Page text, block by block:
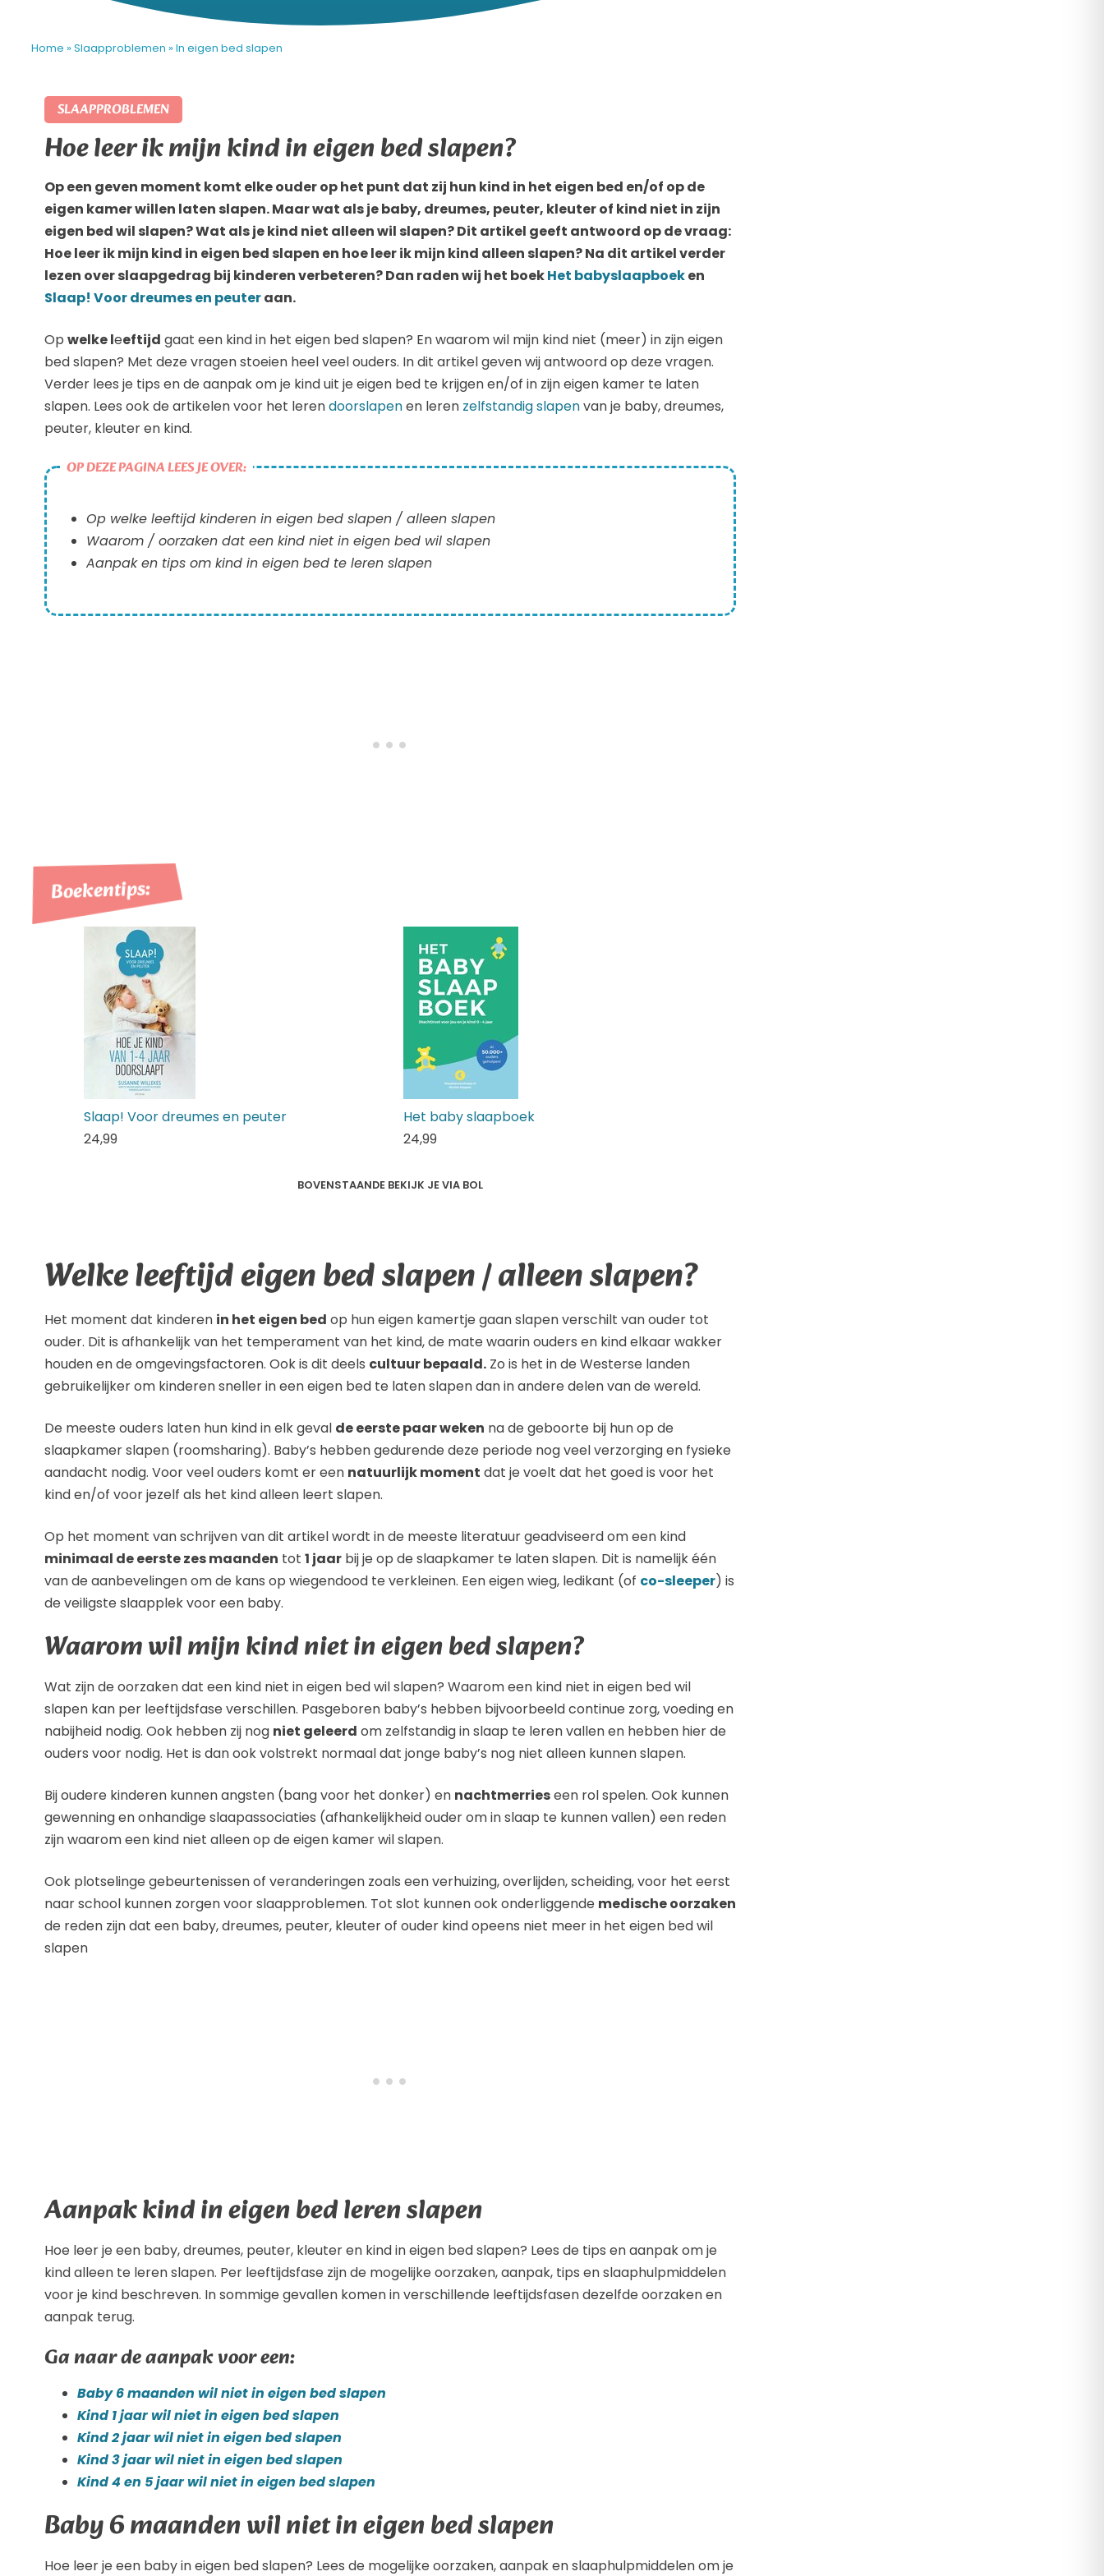
Home » Slaapproblemen » In eigen bed slapen
SLAAPPROBLEMEN
Hoe leer ik mijn kind in eigen bed slapen?
Op een geven moment komt elke ouder op het punt dat zij hun kind in het eigen bed en/of op de
eigen kamer willen laten slapen. Maar wat als je baby, dreumes, peuter, kleuter of kind niet in zijn
eigen bed wil slapen? Wat als je kind niet alleen wil slapen? Dit artikel geeft antwoord op de vraag:
Hoe leer ik mijn kind in eigen bed slapen en hoe leer ik mijn kind alleen slapen? Na dit artikel verder
lezen over slaapgedrag bij kinderen verbeteren? Dan raden wij het boekHet babyslaapboeken
Slaap! Voor dreumes en peuteraan.
Op welke leeftijd gaat een kind in het eigen bed slapen? En waarom wil mijn kind niet (meer) in zijn eigen
bed slapen? Met deze vragen stoeien heel veel ouders. In dit artikel geven wij antwoord op deze vragen.
Verder lees je tips en de aanpak om je kind uit je eigen bed te krijgen en/of in zijn eigen kamer te laten
slapen. Lees ook de artikelen voor het lerendoorslapenen leren zelfstandig slapenvan je baby, dreumes,
peuter, kleuter en kind.
OP DEZE PAGINA LEES JE OVER:
Op welke leeftijd kinderen in eigen bed slapen / alleen slapen
Waarom / oorzaken dat een kind niet in eigen bed wil slapen
Aanpak en tips om kind in eigen bed te leren slapen
Boekentips:
Slaap! Voor dreumes en peuter
24,99
Het baby slaapboek
24,99
BOVENSTAANDE BEKIJK JE VIA BOL
Welke leeftijd eigen bed slapen / alleen slapen?
Het moment dat kinderen in het eigen bed op hun eigen kamertje gaan slapen verschilt van ouder tot
ouder. Dit is afhankelijk van het temperament van het kind, de mate waarin ouders en kind elkaar wakker
houden en de omgevingsfactoren. Ook is dit deels cultuur bepaald. Zo is het in de Westerse landen
gebruikelijker om kinderen sneller in een eigen bed te laten slapen dan in andere delen van de wereld.
De meeste ouders laten hun kind in elk geval de eerste paar weken na de geboorte bij hun op de
slaapkamer slapen (roomsharing). Baby’s hebben gedurende deze periode nog veel verzorging en fysieke
aandacht nodig. Voor veel ouders komt er een natuurlijk moment dat je voelt dat het goed is voor het
kind en/of voor jezelf als het kind alleen leert slapen.
Op het moment van schrijven van dit artikel wordt in de meeste literatuur geadviseerd om een kind
minimaal de eerste zes maanden tot 1 jaar bij je op de slaapkamer te laten slapen. Dit is namelijk één
van de aanbevelingen om de kans op wiegendood te verkleinen. Een eigen wieg, ledikant (of co-sleeper) is
de veiligste slaapplek voor een baby.
Waarom wil mijn kind niet in eigen bed slapen?
Wat zijn de oorzaken dat een kind niet in eigen bed wil slapen? Waarom een kind niet in eigen bed wil
slapen kan per leeftijdsfase verschillen. Pasgeboren baby’s hebben bijvoorbeeld continue zorg, voeding en
nabijheid nodig. Ook hebben zij nog niet geleerd om zelfstandig in slaap te leren vallen en hebben hier de
ouders voor nodig. Het is dan ook volstrekt normaal dat jonge baby’s nog niet alleen kunnen slapen.
Bij oudere kinderen kunnen angsten (bang voor het donker) en nachtmerrieseen rol spelen. Ook kunnen
gewenning en onhandige slaapassociaties (afhankelijkheid ouder om in slaap te kunnen vallen) een reden
zijn waarom een kind niet alleen op de eigen kamer wil slapen.
Ook plotselinge gebeurtenissen of veranderingen zoals een verhuizing, overlijden, scheiding, voor het eerst
naar school kunnen zorgen voor slaapproblemen. Tot slot kunnen ook onderliggende medische oorzaken
de reden zijn dat een baby, dreumes, peuter, kleuter of ouder kind opeens niet meer in het eigen bed wil
slapen
Aanpak kind in eigen bed leren slapen
Hoe leer je een baby, dreumes, peuter, kleuter en kind in eigen bed slapen? Lees de tips en aanpak om je
kind alleen te leren slapen. Per leeftijdsfase zijn de mogelijke oorzaken, aanpak, tips en slaaphulpmiddelen
voor je kind beschreven. In sommige gevallen komen in verschillende leeftijdsfasen dezelfde oorzaken en
aanpak terug.
Ga naar de aanpak voor een:
Baby 6 maanden wil niet in eigen bed slapen
Kind 1 jaar wil niet in eigen bed slapen
Kind 2 jaar wil niet in eigen bed slapen
Kind 3 jaar wil niet in eigen bed slapen
Kind 4 en 5 jaar wil niet in eigen bed slapen
Baby 6 maanden wil niet in eigen bed slapen
Hoe leer je een baby in eigen bed slapen? Lees de mogelijke oorzaken, aanpak en slaaphulpmiddelen om je